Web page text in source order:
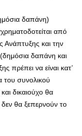
δαπάνη)
από
Ανάπτυξης και την
δαπάνη και
πρέπει να είναι κατ’
του συνολικού
δικαιούχο θα
δεν θα ξεπερνούν το